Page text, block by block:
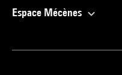
Espace Mécènes